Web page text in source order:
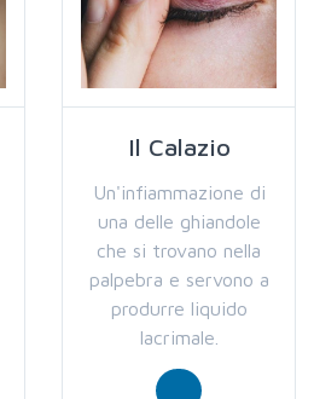
Il Calazio
Un'infiammazione di
una delle ghiandole
che si trovano nella
palpebra e servono a
produrre liquido
lacrimale.